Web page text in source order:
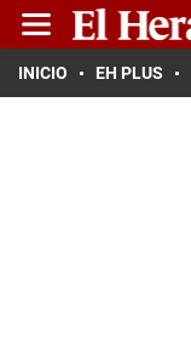
INICIO EH PLUS